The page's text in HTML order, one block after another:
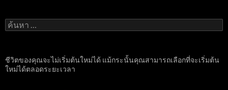
ค้นหา
สำหรับ:
ชีวิตของคุณจะไม่เริ่มต้นใหม่ได้ แม้กระนั้นคุณสามารถเลือกที่จะเริ่มต้น
ใหม่ได้ตลอดระยะเวลา